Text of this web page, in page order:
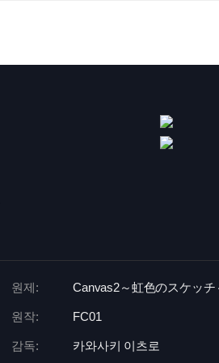
원제: Canvas2～虹色のスケッチ
원작: FC01
감독: 카와사키 이츠로